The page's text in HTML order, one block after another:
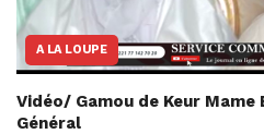
A LA LOUPE
Vidéo/ Gamou de Keur Mame
Général